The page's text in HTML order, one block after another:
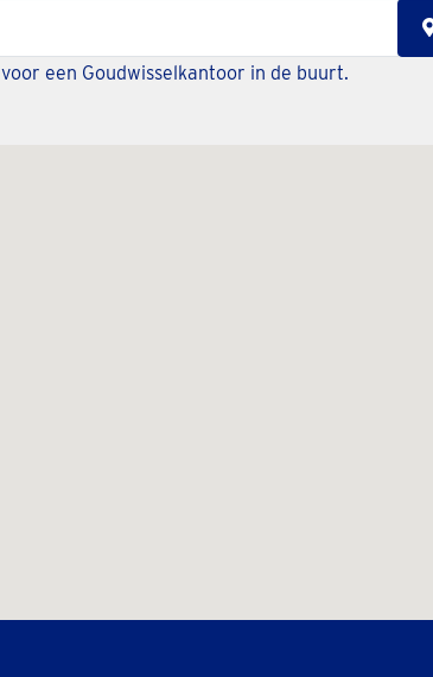
voor een Goudwisselkantoor in de buurt.